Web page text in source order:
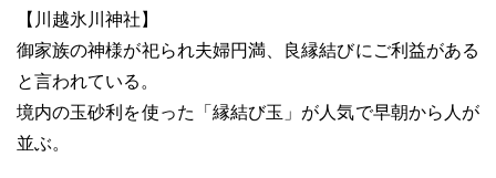
【川越氷川神社】
御家族の神様が祀られ夫婦円満、良縁結びにご利益がある
と言われている。
境内の玉砂利を使った「縁結び玉」が人気で早朝から人が
並ぶ。